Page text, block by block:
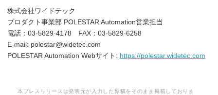
株式会社ワイドテック
プロダクト事業部 POLESTAR Automation営業担当
電話：03-5829-4178 FAX：03-5829-6258
E-mail: polestar@widetec.com
POLESTAR Automation Webサイト: https://polestar.widetec.com
本プレスリリースは発表元が入力した原稿をそのまま掲載しておりま